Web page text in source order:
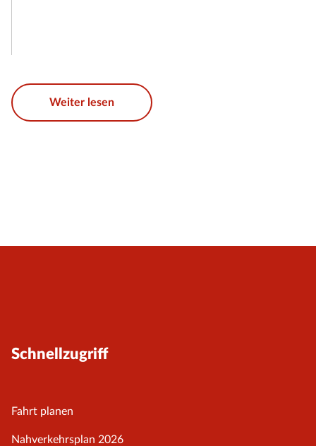
Weiter lesen
Schnellzugriff
Fahrt planen
Nahverkehrsplan 2026